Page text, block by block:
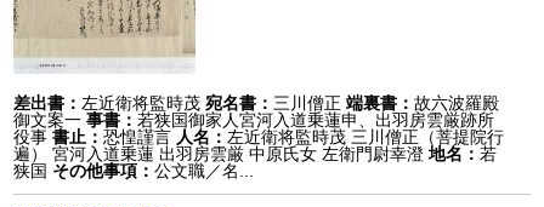
差出書： 左近衛将監時茂 宛名書： 三川僧正 端裏書：故六波羅殿
御文案一 事書：若狭国御家人宮河入道乗蓮申、出羽房雲厳跡所
役事書止：恐惶謹言 人名： 左近衛将監時茂 三川僧正（菩提院行
遍） 宮河入道乗蓮 出羽房雲厳 中原氏女 左衛門尉幸澄 地名：若
狭国 その他事項：公文職／名...